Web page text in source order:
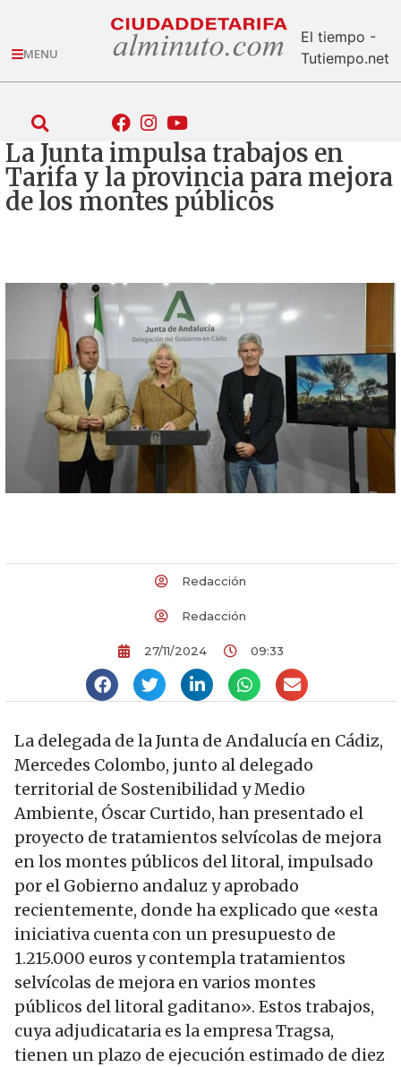
MENU
El tiempo -
Tutiempo.net
La Junta impulsa trabajos en
Tarifa y la provincia para mejora
de los montes públicos
Redacción
Redacción
27/11/2024 09:33
La delegada de la Junta de Andalucía en Cádiz,
Mercedes Colombo, junto al delegado
territorial de Sostenibilidad y Medio
Ambiente, Óscar Curtido, han presentado el
proyecto de tratamientos selvícolas de mejora
en los montes públicos del litoral, impulsado
por el Gobierno andaluz y aprobado
recientemente, donde ha explicado que «esta
iniciativa cuenta con un presupuesto de
1.215.000 euros y contempla tratamientos
selvícolas de mejora en varios montes
públicos del litoral gaditano». Estos trabajos,
cuya adjudicataria es la empresa Tragsa,
tienen un plazo de ejecución estimado de diez